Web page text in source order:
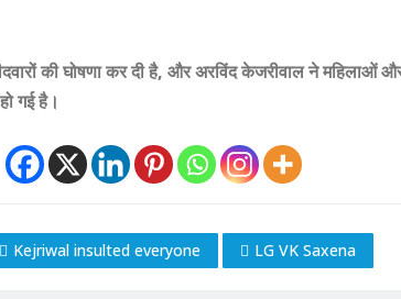
की घोषणा कर दी है, और अरविंद केजरीवाल ने महिलाओं
गई है।
Kejriwal insulted everyone LG VK Saxena